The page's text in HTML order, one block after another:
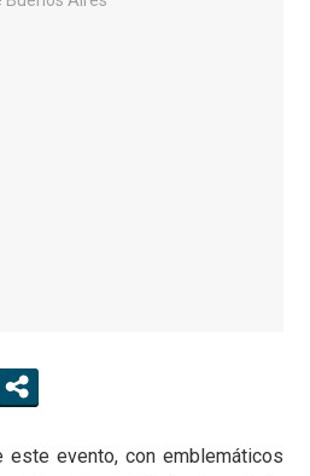
evento, con emblemáticos